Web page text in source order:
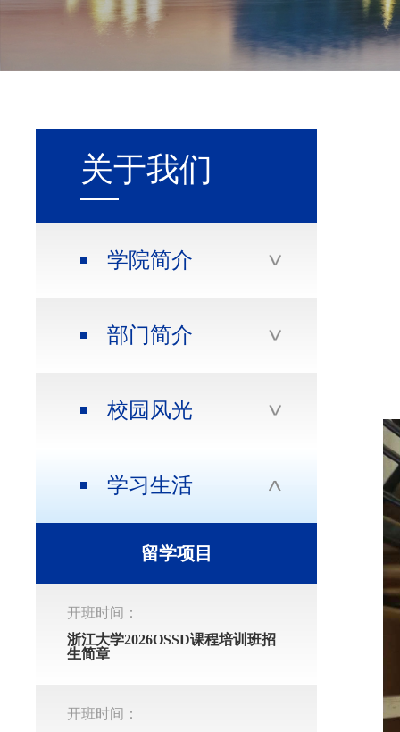
关于我们
学院简介
部门简介
校园风光
学习生活
留学项目
开班时间：
浙江大学2026OSSD课程培训班招
生简章
开班时间：